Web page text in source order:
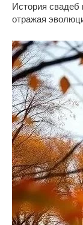
История свадеб
отражая